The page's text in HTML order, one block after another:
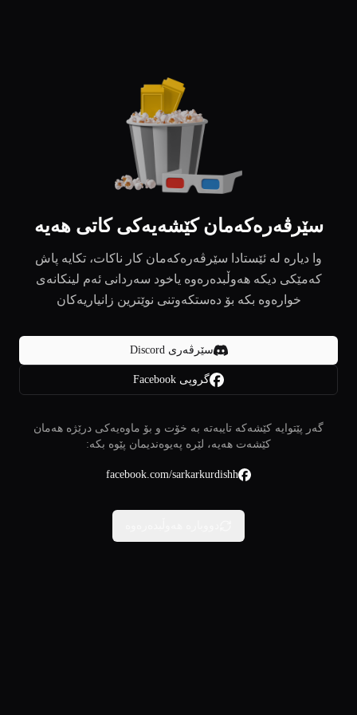
سێرڤەرەکەمان کێشەیەکی کاتی هەیە
وا دیارە لە ئێستادا سێرڤەرەکەمان کار ناکات، تکایە پاش
کەمێکی دیکە هەوڵبدەرەوە یاخود سەردانی ئەم لینکانەی
خوارەوە بکە بۆ دەستکەوتنی نوێترین زانیاریەکان
سێرڤەری Discord
گروپی Facebook
گەر پێتوایە کێشەکە تایبەتە بە خۆت و بۆ ماوەیەکی درێژە هەمان
کێشەت هەیە، لێرە پەیوەندیمان پێوە بکە:
facebook.com/sarkarkurdishh